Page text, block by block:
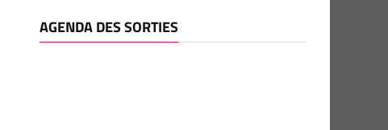
AGENDA DES SORTIES